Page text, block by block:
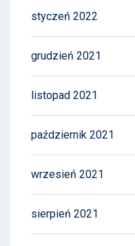
styczeń 2022
grudzień 2021
listopad 2021
październik 2021
wrzesień 2021
sierpień 2021